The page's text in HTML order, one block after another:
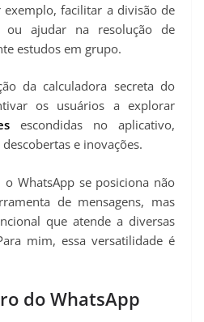
exemplo, facilitar a divisão de
ou ajudar na resolução de
estudos em grupo.
da calculadora secreta do
os usuários a explorar
escondidas no aplicativo,
e inovações.
WhatsApp se posiciona não
de mensagens, mas
que atende a diversas
mim, essa versatilidade é
do WhatsApp